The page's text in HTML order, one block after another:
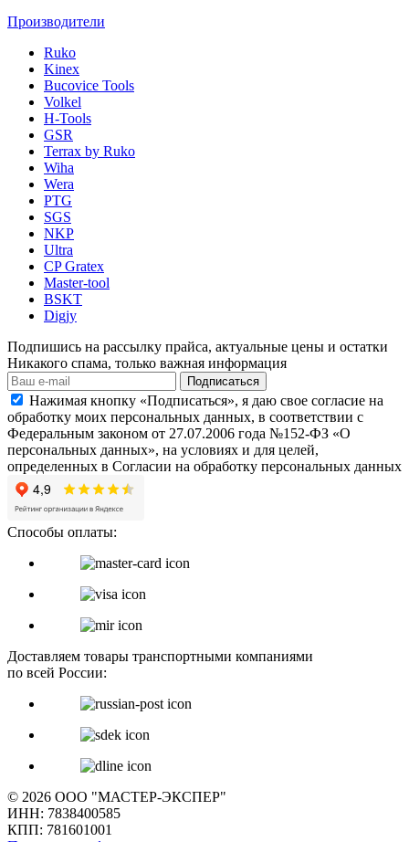
Производители
Ruko
Kinex
Bucovice Tools
Volkel
H-Tools
GSR
Terrax by Ruko
Wiha
Wera
PTG
SGS
NKP
Ultra
CP Gratex
Master-tool
BSKT
Digjy
Подпишись на рассылку прайса, актуальные цены и остатки
Никакого спама, только важная информация
Подписаться
Нажимая кнопку «Подписаться», я даю свое согласие на
обработку моих персональных данных, в соответствии с
Федеральным законом от 27.07.2006 года №152-ФЗ «О
персональных данных», на условиях и для целей,
определенных в Согласии на обработку персональных данных
Способы оплаты:
Доставляем товары транспортными компаниями
по всей России:
© 2026 ООО "МАСТЕР-ЭКСПЕР"
ИНН: 7838400585
КПП: 781601001